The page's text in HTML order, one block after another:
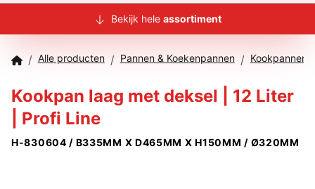
HOME
MERKEN
CONTACT
Bekijk hele assortiment
/ Alle producten / Pannen & Koekenpannen / Kookpannen
Kookpan laag met deksel | 12 Liter
| Profi Line
H-830604 / B335MM X D465MM X H150MM / Ø320MM